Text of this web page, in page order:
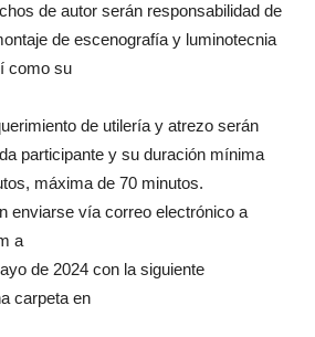
de autor serán responsabilidad de
de escenografía y luminotecnia
como su
de utilería y atrezo serán
participante y su duración mínima
máxima de 70 minutos.
enviarse vía correo electrónico a
a
de 2024 con la siguiente
carpeta en